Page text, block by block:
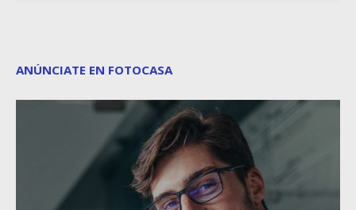
ANÚNCIATE EN FOTOCASA